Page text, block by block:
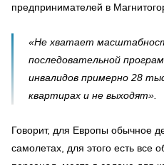
предпринимателей в
«Не хватает
последовательной
инвалидов примерно 28
квартирах и не выходят».
Говорит, для Европы обычное
самолетах, для этого есть все